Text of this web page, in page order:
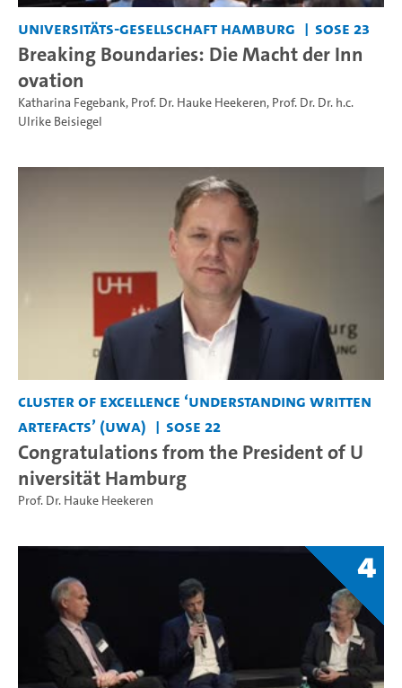
Universitäts-Gesellschaft Hamburg SoSe 23
Breaking Boundaries: Die Macht der Inn
ovation
Katharina Fegebank, Prof. Dr. Hauke Heekeren, Prof. Dr. Dr. h.c.
Ulrike Beisiegel
Cluster of Excellence ‘Understanding Written
Artefacts’ (UWA)
SoSe 22
Congratulations from the President of U
niversität Hamburg
Prof. Dr. Hauke Heekeren
4